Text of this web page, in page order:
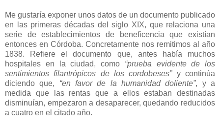
Me gustaría exponer unos datos de un documento publicado
en las primeras décadas del siglo XIX, que relaciona una
serie de establecimientos de beneficencia que existían
entonces en Córdoba. Concretamente nos remitimos al año
1838. Refiere el documento que, antes había muchos
hospitales en la ciudad, como “prueba evidente de los
sentimientos filantrópicos de los cordobeses” y continúa
diciendo que, “en favor de la humanidad doliente”, y a
medida que las rentas que a ellos estaban destinadas
disminuían, empezaron a desaparecer, quedando reducidos
a cuatro en el citado año.